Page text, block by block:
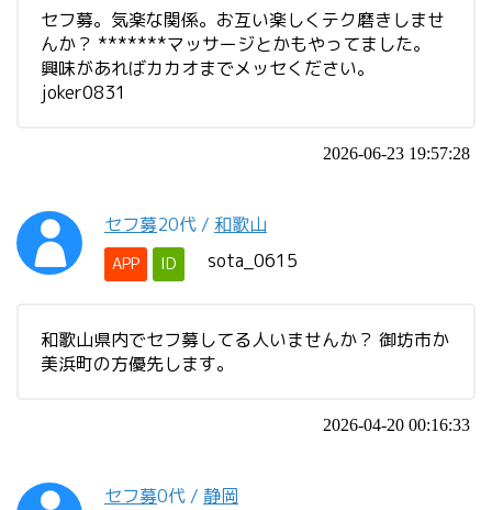
セフ募。気楽な関係。お互い楽しくテク磨きしませ
んか？ *******マッサージとかもやってました。
興味があればカカオまでメッセください。
joker0831
2026-06-23 19:57:28
セフ募20代 / 和歌山
APP ID sota_0615
和歌山県内でセフ募してる人いませんか？ 御坊市か
美浜町の方優先します。
2026-04-20 00:16:33
セフ募0代 / 静岡